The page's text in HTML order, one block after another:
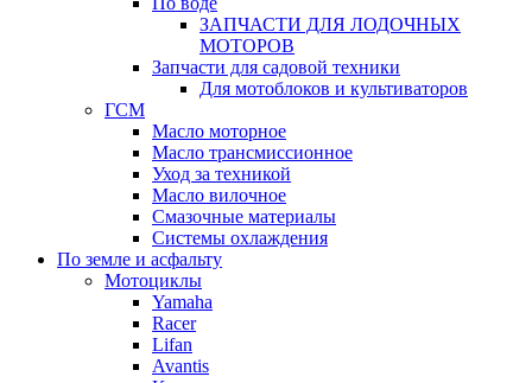
ЗАПЧАСТИ ДЛЯ ЛОДОЧНЫХ
МОТОРОВ
Запчасти для садовой техники
Для мотоблоков и культиваторов
ГСМ
Масло моторное
Масло трансмиссионное
Уход за техникой
Масло вилочное
Смазочные материалы
Системы охлаждения
По земле и асфальту
Мотоциклы
Yamaha
Racer
Lifan
Avantis